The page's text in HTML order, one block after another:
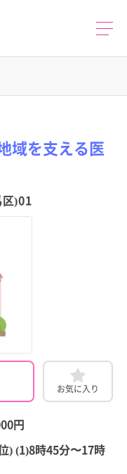
域を支える医
)01
お気に入り
円
) (1)8時45分〜17時